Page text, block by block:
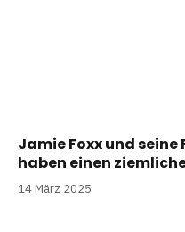
Jamie Foxx und
haben einen
14 März 2025